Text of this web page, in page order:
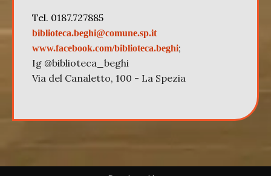
Tel. 0187.727885
biblioteca.beghi@comune.sp.it
www.facebook.com/biblioteca.beghi;
Ig @biblioteca_beghi
Via del Canaletto, 100 - La Spezia